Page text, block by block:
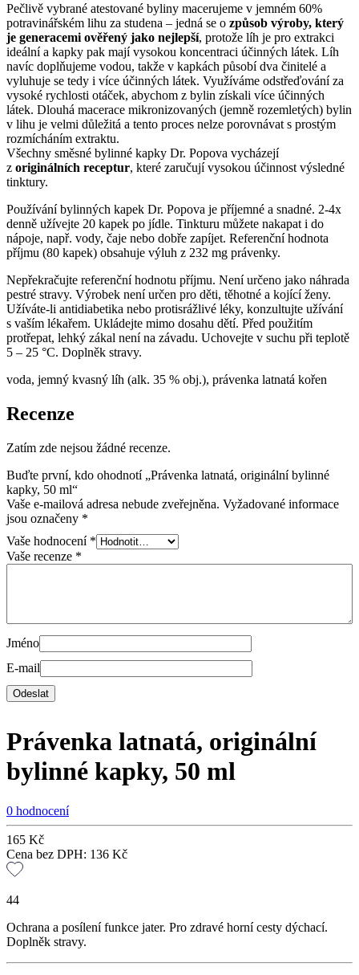
Pečlivě vybrané atestované byliny macerujeme v jemném 60%
potravinářském lihu za studena – jedná se o způsob výroby, který
je generacemi ověřený jako nejlepší, protože líh je pro extrakci
ideální a kapky pak mají vysokou koncentraci účinných látek. Líh
navíc doplňujeme vodou, takže v kapkách působí dva činitelé a
vyluhuje se tedy i více účinných látek. Využíváme odstřeďování za
vysoké rychlosti otáček, abychom z bylin získali více účinných
látek. Dlouhá macerace mikronizovaných (jemně rozemletých) bylin
v lihu je velmi důležitá a tento proces nelze porovnávat s prostým
rozmícháním extraktu.
Všechny směsné bylinné kapky Dr. Popova vycházejí
z originálních receptur, které zaručují vysokou účinnost výsledné
tinktury.
Používání bylinných kapek Dr. Popova je příjemné a snadné. 2-4x
denně užívejte 20 kapek po jídle. Tinkturu můžete nakapat i do
nápoje, např. vody, čaje nebo dobře zapíjet. Referenční hodnota
příjmu (80 kapek) obsahuje výluh z 232 mg právenky.
Nepřekračujte referenční hodnotu příjmu. Není určeno jako náhrada
pestré stravy. Výrobek není určen pro děti, těhotné a kojící ženy.
Užíváte-li antidiabetika nebo protisrážlivé léky, konzultujte užívání
s vaším lékařem. Ukládejte mimo dosahu dětí. Před použitím
protřepat, lehký zákal není na závadu. Uchovejte v suchu při teplotě
5 – 25 °C. Doplněk stravy.
voda, jemný kvasný líh (alk. 35 % obj.), právenka latnatá kořen
Recenze
Zatím zde nejsou žádné recenze.
Buďte první, kdo ohodnotí „Právenka latnatá, originální bylinné
kapky, 50 ml“
Vaše e-mailová adresa nebude zveřejněna. Vyžadované informace
jsou označeny *
Vaše hodnocení *
Vaše recenze *
Jméno
E-mail
Právenka latnatá, originální
bylinné kapky, 50 ml
0 hodnocení
165 Kč
Cena bez DPH: 136 Kč
44
Ochrana a posílení funkce jater. Pro zdravé horní cesty dýchací.
Doplněk stravy.